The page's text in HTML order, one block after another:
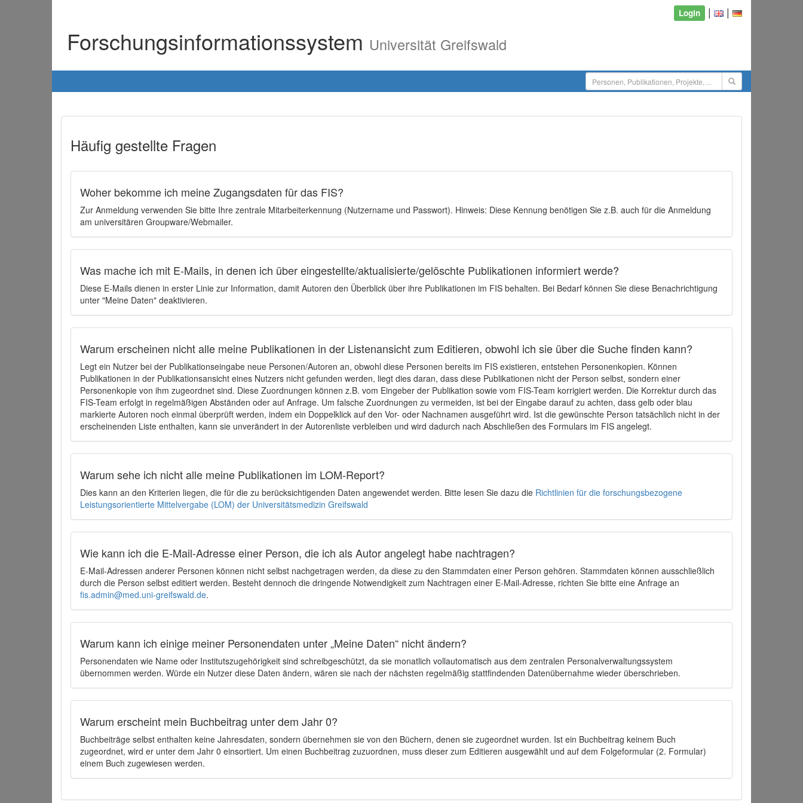
Login | |
Forschungsinformationssystem Universität Greifswald
Häufig gestellte Fragen
Woher bekomme ich meine Zugangsdaten für das FIS?
Zur Anmeldung verwenden Sie bitte Ihre zentrale Mitarbeiterkennung (Nutzername und Passwort). Hinweis: Diese Kennung benötigen Sie z.B. auch für die Anmeldung
am universitären Groupware/Webmailer.
Was mache ich mit E-Mails, in denen ich über eingestellte/aktualisierte/gelöschte Publikationen informiert werde?
Diese E-Mails dienen in erster Linie zur Information, damit Autoren den Überblick über ihre Publikationen im FIS behalten. Bei Bedarf können Sie diese Benachrichtigung
unter "Meine Daten" deaktivieren.
Warum erscheinen nicht alle meine Publikationen in der Listenansicht zum Editieren, obwohl ich sie über die Suche finden kann?
Legt ein Nutzer bei der Publikationseingabe neue Personen/Autoren an, obwohl diese Personen bereits im FIS existieren, entstehen Personenkopien. Können
Publikationen in der Publikationsansicht eines Nutzers nicht gefunden werden, liegt dies daran, dass diese Publikationen nicht der Person selbst, sondern einer
Personenkopie von ihm zugeordnet sind. Diese Zuordnungen können z.B. vom Eingeber der Publikation sowie vom FIS-Team korrigiert werden. Die Korrektur durch das
FIS-Team erfolgt in regelmäßigen Abständen oder auf Anfrage. Um falsche Zuordnungen zu vermeiden, ist bei der Eingabe darauf zu achten, dass gelb oder blau
markierte Autoren noch einmal überprüft werden, indem ein Doppelklick auf den Vor- oder Nachnamen ausgeführt wird. Ist die gewünschte Person tatsächlich nicht in der
erscheinenden Liste enthalten, kann sie unverändert in der Autorenliste verbleiben und wird dadurch nach Abschließen des Formulars im FIS angelegt.
Warum sehe ich nicht alle meine Publikationen im LOM-Report?
Dies kann an den Kriterien liegen, die für die zu berücksichtigenden Daten angewendet werden. Bitte lesen Sie dazu die Richtlinien für die forschungsbezogene
Leistungsorientierte Mittelvergabe (LOM) der Universitätsmedizin Greifswald
Wie kann ich die E-Mail-Adresse einer Person, die ich als Autor angelegt habe nachtragen?
E-Mail-Adressen anderer Personen können nicht selbst nachgetragen werden, da diese zu den Stammdaten einer Person gehören. Stammdaten können ausschließlich
durch die Person selbst editiert werden. Besteht dennoch die dringende Notwendigkeit zum Nachtragen einer E-Mail-Adresse, richten Sie bitte eine Anfrage an
fis.admin@med.uni-greifswald.de.
Warum kann ich einige meiner Personendaten unter „Meine Daten“ nicht ändern?
Personendaten wie Name oder Institutszugehörigkeit sind schreibgeschützt, da sie monatlich vollautomatisch aus dem zentralen Personalverwaltungssystem
übernommen werden. Würde ein Nutzer diese Daten ändern, wären sie nach der nächsten regelmäßig stattfindenden Datenübernahme wieder überschrieben.
Warum erscheint mein Buchbeitrag unter dem Jahr 0?
Buchbeiträge selbst enthalten keine Jahresdaten, sondern übernehmen sie von den Büchern, denen sie zugeordnet wurden. Ist ein Buchbeitrag keinem Buch
zugeordnet, wird er unter dem Jahr 0 einsortiert. Um einen Buchbeitrag zuzuordnen, muss dieser zum Editieren ausgewählt und auf dem Folgeformular (2. Formular)
einem Buch zugewiesen werden.